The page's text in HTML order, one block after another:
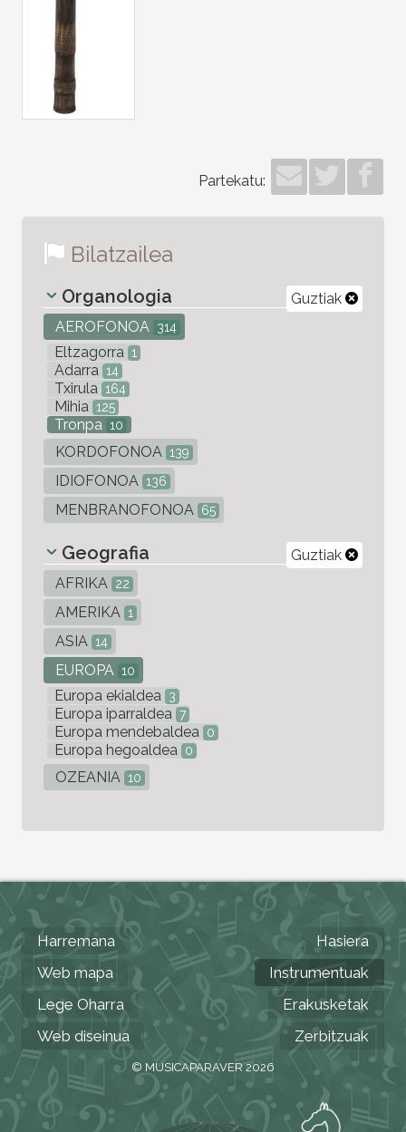
Partekatu:
Bilatzailea
Guztiak
Organologia
AEROFONOA 314
Eltzagorra 1
Adarra 14
Txirula 164
Mihia 125
Tronpa 10
KORDOFONOA 139
IDIOFONOA 136
MENBRANOFONOA 65
Guztiak
Geografia
AFRIKA 22
AMERIKA 1
ASIA 14
EUROPA 10
Europa ekialdea 3
Europa iparraldea 7
Europa mendebaldea 0
Europa hegoaldea 0
OZEANIA 10
Harremana
Web mapa
Lege Oharra
Web diseinua
Hasiera
Instrumentuak
Erakusketak
Zerbitzuak
© MUSICAPARAVER 2026